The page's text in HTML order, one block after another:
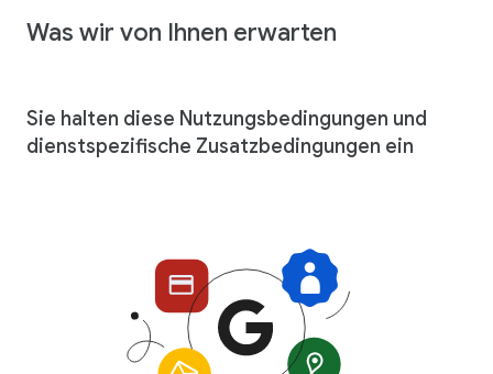
Was wir von Ihnen erwarten
Sie halten diese Nutzungsbedingungen und
dienstspezifische Zusatzbedingungen ein